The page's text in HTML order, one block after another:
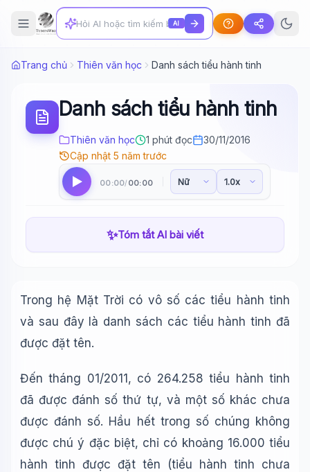
AI
Trang chủ Thiên văn học Danh sách tiểu hành tinh
Danh sách tiểu hành tinh
Thiên văn học 1 phút đọc
30/11/2016
Cập nhật 5 năm trước
00:00/ 00:00
✨Tóm tắt AI bài viết
Trong hệ Mặt Trời có vô số các tiểu hành tinh
và sau đây là danh sách các tiểu hành tinh đã
được đặt tên.
Đến tháng 01/2011, có 264.258 tiểu hành tinh
đã được đánh số thứ tự, và một số khác chưa
được đánh số. Hầu hết trong số chúng không
được chú ý đặc biệt, chỉ có khoảng 16.000 tiểu
hành tinh được đặt tên (tiểu hành tinh chưa